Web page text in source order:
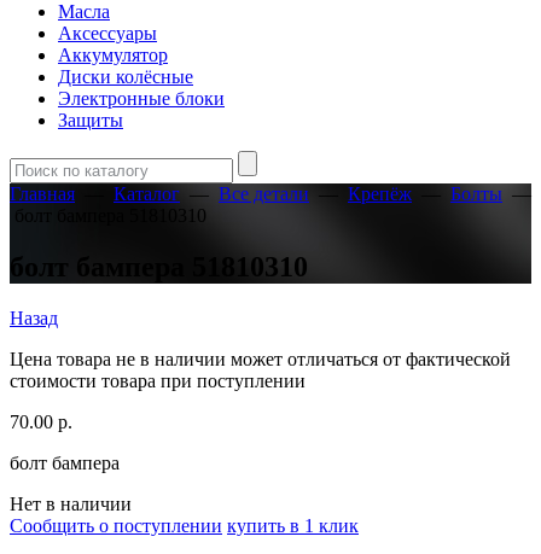
Масла
Аксессуары
Аккумулятор
Диски колёсные
Электронные блоки
Защиты
Главная Каталог — Все детали — Крепёж Болты —
болт бампера 51810310
болт бампера 51810310
Назад
Цена товара не в наличии может отличаться от фактической
стоимости товара при поступлении
70.00 р.
болт бампера
Нет в наличии
Сообщить о поступлении купить в 1 клик